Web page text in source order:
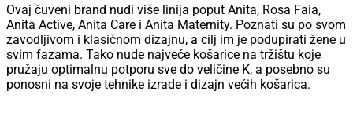
Ovaj čuveni brand nudi više linija poput Anita, Rosa Faia,
Anita Active, Anita Care i Anita Maternity. Poznati su po svom
zavodljivom i klasičnom dizajnu, a cilj im je podupirati žene u
svim fazama. Tako nude najveće košarice na tržištu koje
pružaju optimalnu potporu sve do veličine K, a posebno su
ponosni na svoje tehnike izrade i dizajn većih košarica.